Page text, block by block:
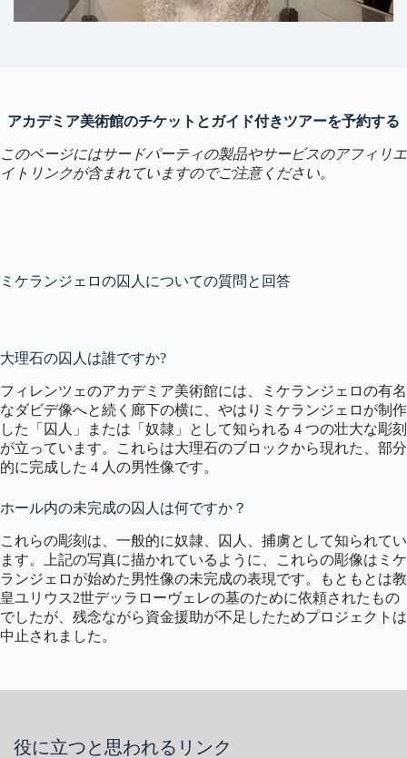
アカデミア美術館のチケットとガイド付きツアーを予約する
このページにはサードパーティの製品やサービスのアフィリエ
イトリンクが含まれていますのでご注意ください。
ミケランジェロの囚人についての質問と回答
大理石の囚人は誰ですか?
フィレンツェのアカデミア美術館には、ミケランジェロの有名
なダビデ像へと続く廊下の横に、やはりミケランジェロが制作
した「囚人」または「奴隷」として知られる 4 つの壮大な彫刻
が立っています。これらは大理石のブロックから現れた、部分
的に完成した 4 人の男性像です。
ホール内の未完成の囚人は何ですか？
これらの彫刻は、一般的に奴隷、囚人、捕虜として知られてい
ます。上記の写真に描かれているように、これらの彫像はミケ
ランジェロが始めた男性像の未完成の表現です。もともとは教
皇ユリウス2世デッラローヴェレの墓のために依頼されたもの
でしたが、残念ながら資金援助が不足したためプロジェクトは
中止されました。
役に立つと思われるリンク